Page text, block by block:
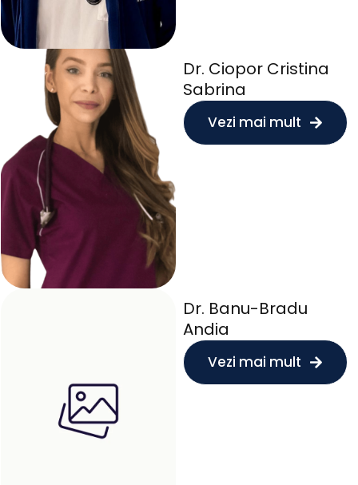
Dr. Ciopor Cristina
Sabrina
Vezi mai mult
Dr. Banu-Bradu
Andia
Vezi mai mult